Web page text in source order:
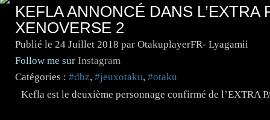
KEFLA ANNONCÉ DANS L’EXTRA
XENOVERSE 2
Publié le 24 Juillet 2018 par OtakuplayerFR- Lyagamii
Follow me sur Instagram
Catégories : #dbz, #jeuxotaku, #otaku
Kefla est le deuxième personnage confirmé de l’EXTRA